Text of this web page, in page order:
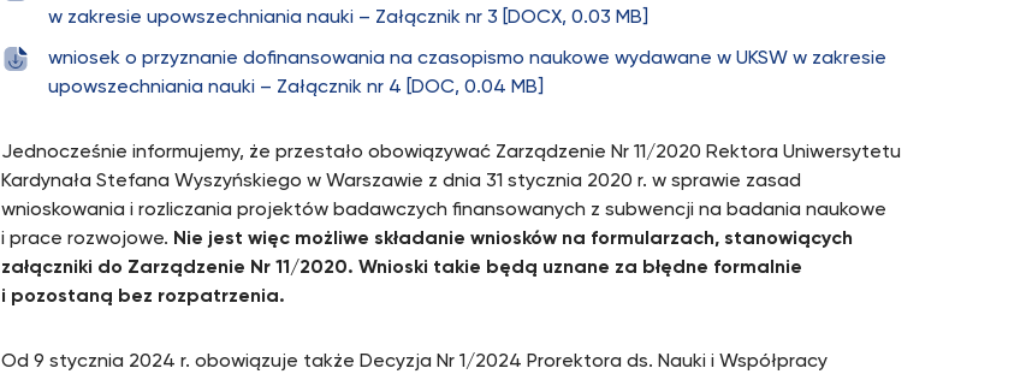
w zakresie upowszechniania nauki – Załącznik nr 3 [DOCX, 0.03 MB]
wniosek o przyznanie dofinansowania na czasopismo naukowe wydawane w UKSW w zakresie
upowszechniania nauki – Załącznik nr 4 [DOC, 0.04 MB]
Jednocześnie informujemy, że przestało obowiązywać Zarządzenie Nr 11/2020 Rektora Uniwersytetu
Kardynała Stefana Wyszyńskiego w Warszawie z dnia 31 stycznia 2020 r. w sprawie zasad
wnioskowania i rozliczania projektów badawczych finansowanych z subwencji na badania naukowe
i prace rozwojowe. Nie jest więc możliwe składanie wniosków na formularzach, stanowiących
załączniki do Zarządzenie Nr 11/2020. Wnioski takie będą uznane za błędne formalnie
i pozostaną bez rozpatrzenia.
Od 9 stycznia 2024 r. obowiązuje także Decyzja Nr 1/2024 Prorektora ds. Nauki i Współpracy